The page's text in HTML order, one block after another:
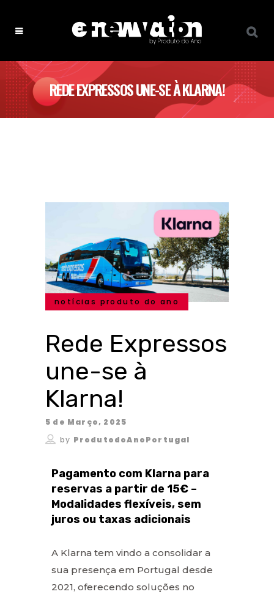
REDE EXPRESSOS UNE-SE À KLARNA!
notícias produto do ano
Rede Expressos
une-se à
Klarna!
5 de Março, 2025
by ProdutodoAnoPortugal
Pagamento com Klarna para
reservas a partir de 15€ –
Modalidades flexíveis, sem
juros ou taxas adicionais
A Klarna tem vindo a consolidar a
sua presença em Portugal desde
2021, oferecendo soluções no